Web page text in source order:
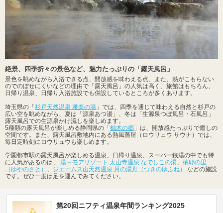
絶景、四季折々の景色など、魅力たっぷりの「露天風呂」
景色を眺めながら入浴できる点、開放感を味わえる点、また、熱がこもらない
のでのぼせにくいなどの理由で「露天風呂」の人気は高く、旅館はもちろん、
日帰り温泉、日帰り入浴施設でも併設しているところが多くあります。
埼玉県の「 杉戸天然温泉 雅楽の湯 」では、四季を通じて味わえる自然と杉戸の
広い空を眺めながら、夏は「源泉あつ湯」、冬は「生源泉つぼ風呂・石風呂」
露天風呂での生源泉かけ流しを楽しめます。
5種類の露天風呂が楽しめる静岡県の「 柚木の郷 」は、開放感たっぷりで癒しの
空間です。また、露天風呂敷地内にある熱風蒸屋（ロウリュウ サウナ）では、
毎日定時刻にロウリュウも楽しめます。
学園都市駅の露天風呂が楽しめる温泉、日帰り温泉、スーパー銭湯の中でも特
に人気があるのは、 湯～モアリゾート 太山寺温泉 なでしこの湯、 柚耶の里
（ゆやのさと） 、 ジェームス山天然温泉 月の湯舟（つきのゆふね）
などの施設
です。ぜひ一度は足を運んでみてください。
第20回ニフティ温泉年間ランキング2025